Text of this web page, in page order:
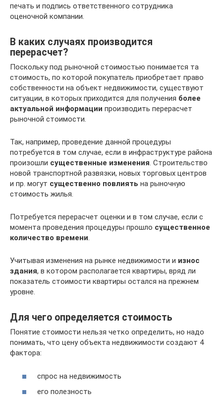
печать и подпись ответственного сотрудника
оценочной компании.
В каких случаях производится
перерасчет?
Поскольку под рыночной стоимостью понимается та
стоимость, по которой покупатель приобретает право
собственности на объект недвижимости, существуют
ситуации, в которых приходится для получения более
актуальной информации производить перерасчет
рыночной стоимости.
Так, например, проведение данной процедуры
потребуется в том случае, если в инфраструктуре района
произошли существенные изменения. Строительство
новой транспортной развязки, новых торговых центров
и пр. могут существенно повлиять на рыночную
стоимость жилья.
Потребуется перерасчет оценки и в том случае, если с
момента проведения процедуры прошло существенное
количество времени.
Учитывая изменения на рынке недвижимости и износ
здания, в котором располагается квартиры, вряд ли
показатель стоимости квартиры остался на прежнем
уровне.
Для чего определяется стоимость
Понятие стоимости нельзя четко определить, но надо
понимать, что цену объекта недвижимости создают 4
фактора:
спрос на недвижимость
его полезность